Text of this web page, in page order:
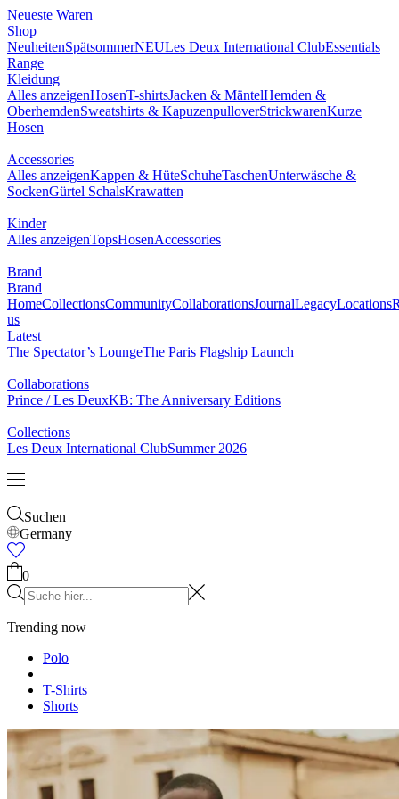
Neueste Waren
Shop
NeuheitenSpätsommerNEULes Deux International ClubEssentials
Range
Kleidung
Alles anzeigenHosenT-shirtsJacken & MäntelHemden &
OberhemdenSweatshirts & KapuzenpulloverStrickwarenKurze
Hosen
Accessories
Alles anzeigenKappen & HüteSchuheTaschenUnterwäsche &
SockenGürtel SchalsKrawatten
Kinder
Alles anzeigenTopsHosenAccessories
Brand
Brand
HomeCollectionsCommunityCollaborationsJournalLegacyLocations
us
Latest
The Spectator’s LoungeThe Paris Flagship Launch
Collaborations
Prince / Les DeuxKB: The Anniversary Editions
Collections
Les Deux International ClubSummer 2026
Suchen
Germany
0
Trending now
Polo
T-Shirts
Shorts
T-SHIRTS
JACKEN